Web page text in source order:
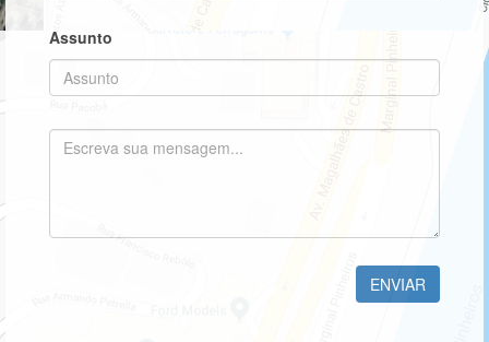
Assunto
Assunto
Escreva
sua
ENVIAR